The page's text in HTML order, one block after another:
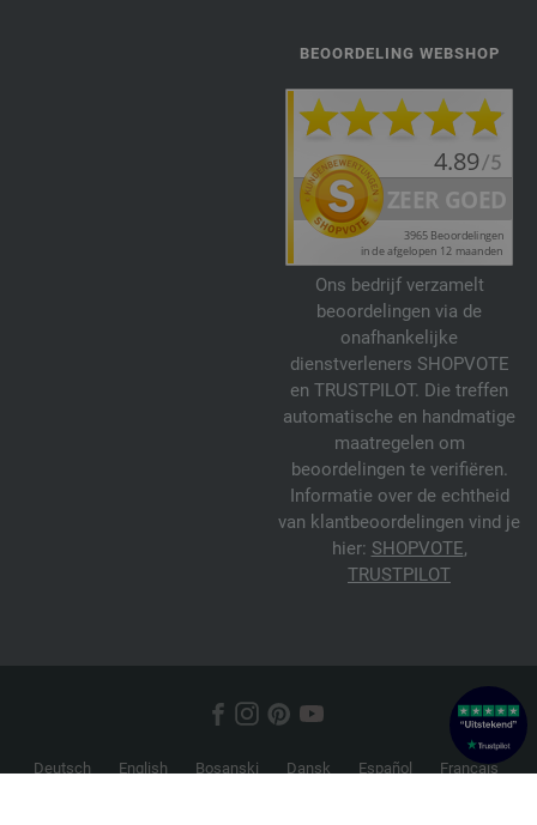
BEOORDELING WEBSHOP
Ons bedrijf verzamelt
beoordelingen via de
onafhankelijke
dienstverleners SHOPVOTE
en TRUSTPILOT. Die treffen
automatische en handmatige
maatregelen om
beoordelingen te verifiëren.
Informatie over de echtheid
van klantbeoordelingen vind je
hier: SHOPVOTE,
TRUSTPILOT
Deutsch English Bosanski Dansk Español
Français